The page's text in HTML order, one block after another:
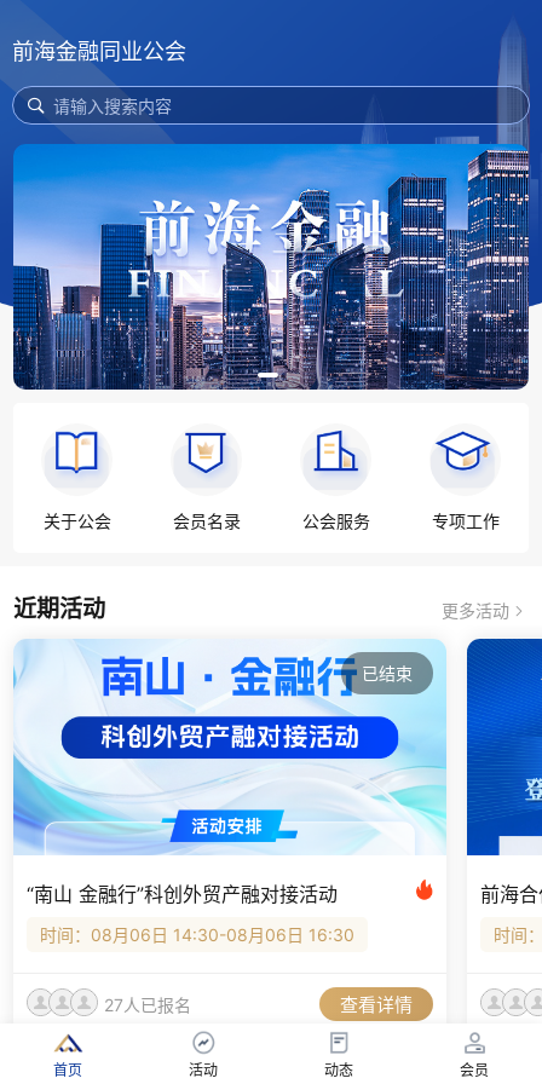
前海金融同业公会
请输入搜索内容
关于公会 会员名录 公会服务 专项工作
近期活动 更多活动
已结束
“南山 金融行”科创外贸产融对接活动
时间：08月06日 14:30-08月06日 16:30
27人已报名 查看详情
时间
首页 活动 动态 会员